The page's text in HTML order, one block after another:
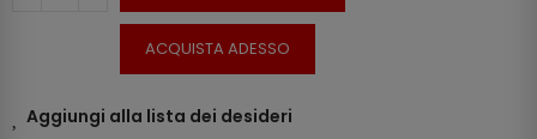
ACQUISTA ADESSO
Aggiungi alla lista dei desideri